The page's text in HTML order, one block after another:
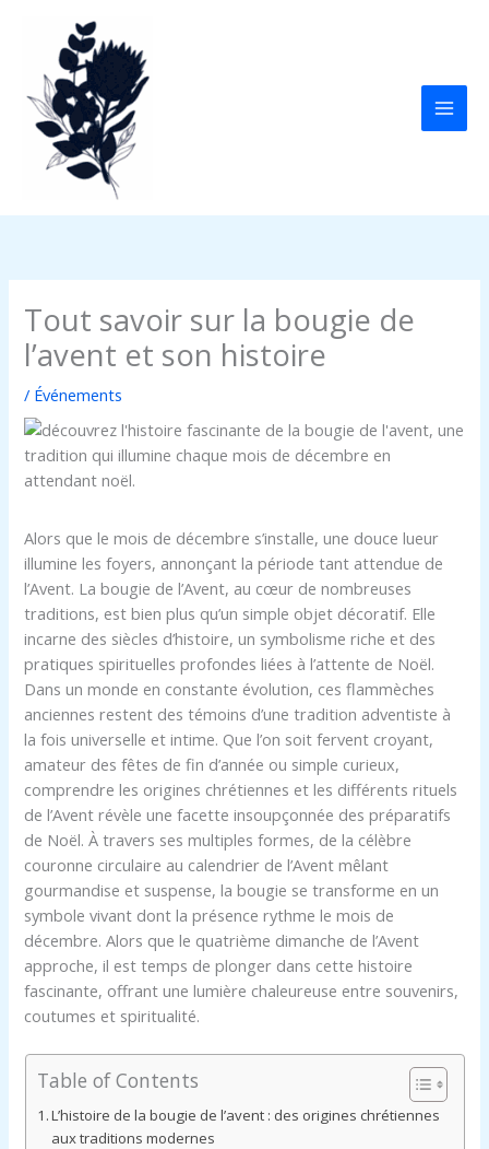
Tout savoir sur la bougie de
l’avent et son histoire
/ Événements
Alors que le mois de décembre s’installe, une douce lueur
illumine les foyers, annonçant la période tant attendue de
l’Avent. La bougie de l’Avent, au cœur de nombreuses
traditions, est bien plus qu’un simple objet décoratif. Elle
incarne des siècles d’histoire, un symbolisme riche et des
pratiques spirituelles profondes liées à l’attente de Noël.
Dans un monde en constante évolution, ces flammèches
anciennes restent des témoins d’une tradition adventiste à
la fois universelle et intime. Que l’on soit fervent croyant,
amateur des fêtes de fin d’année ou simple curieux,
comprendre les origines chrétiennes et les différents rituels
de l’Avent révèle une facette insoupçonnée des préparatifs
de Noël. À travers ses multiples formes, de la célèbre
couronne circulaire au calendrier de l’Avent mêlant
gourmandise et suspense, la bougie se transforme en un
symbole vivant dont la présence rythme le mois de
décembre. Alors que le quatrième dimanche de l’Avent
approche, il est temps de plonger dans cette histoire
fascinante, offrant une lumière chaleureuse entre souvenirs,
coutumes et spiritualité.
Table of Contents
L’histoire de la bougie de l’avent : des origines chrétiennes
aux traditions modernes